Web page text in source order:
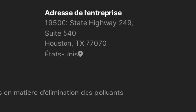
Adresse de l’entreprise
19500: State Highway 249,
Suite 540
Houston, TX 77070
États-Unis
en matière d’élimination des polluants